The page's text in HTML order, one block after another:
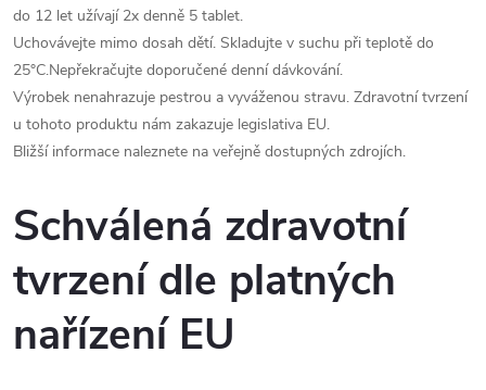
do 12 let užívají 2x denně 5 tablet.
Uchovávejte mimo dosah dětí. Skladujte v suchu při teplotě do
25°C.Nepřekračujte doporučené denní dávkování.
Výrobek nenahrazuje pestrou a vyváženou stravu. Zdravotní tvrzení
u tohoto produktu nám zakazuje legislativa EU.
Bližší informace naleznete na veřejně dostupných zdrojích.
Schválená zdravotní
tvrzení dle platných
nařízení EU